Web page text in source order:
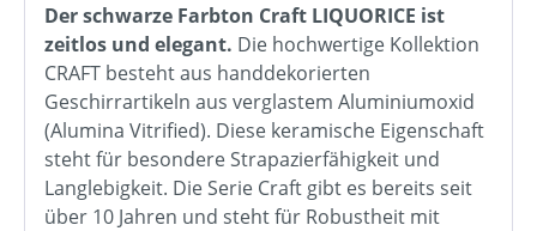
Der schwarze Farbton Craft LIQUORICE ist
zeitlos und elegant. Die hochwertige Kollektion
CRAFT besteht aus handdekorierten
Geschirrartikeln aus verglastem Aluminiumoxid
(Alumina Vitrified). Diese keramische Eigenschaft
steht für besondere Strapazierfähigkeit und
Langlebigkeit. Die Serie Craft gibt es bereits seit
über 10 Jahren und steht für Robustheit mit